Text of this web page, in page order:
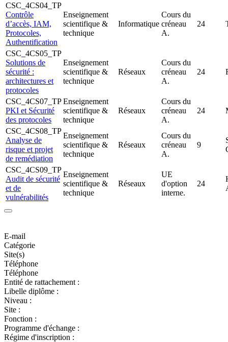
CSC_4CS04_TP
Contrôle
d’accès, IAM,
Protocoles,
Authentification
Enseignement
scientifique &
technique
Informatique
Cours du
créneau
A.
24
CSC_4CS05_TP
Solutions de
sécurité :
architectures et
protocoles
Enseignement
scientifique &
technique
Réseaux
Cours du
créneau
A.
24
CSC_4CS07_TP
PKI et Sécurité
des protocoles
Enseignement
scientifique &
technique
Réseaux
Cours du
créneau
A.
24
CSC_4CS08_TP
Analyse de
risque et projet
de remédiation
Enseignement
scientifique &
technique
Réseaux
Cours du
créneau
A.
9
CSC_4CS09_TP
Audit de sécurité
et de
vulnérabilités
Enseignement
scientifique &
technique
Réseaux
UE
d'option
interne.
24
E-mail
Catégorie
Site(s)
Téléphone
Téléphone
Entité de rattachement :
Libelle diplôme :
Niveau :
Site :
Fonction :
Programme d'échange :
Régime d'inscription :